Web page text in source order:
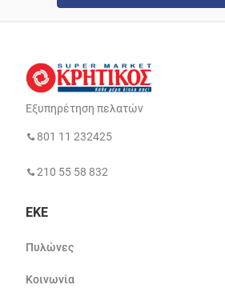
Εξυπηρέτηση πελατών
801 11 232425
210 55 58 832
ΕΚΕ
Πυλώνες
Κοινωνία